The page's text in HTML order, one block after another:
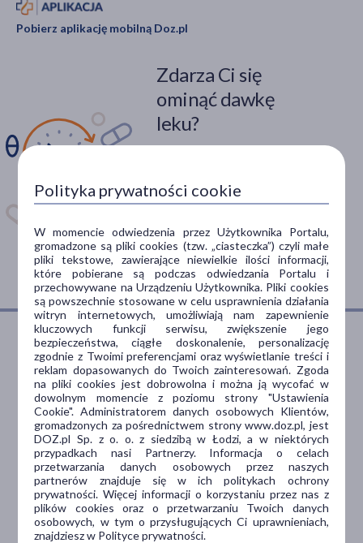
Pobierz aplikację mobilną Doz.pl
Zdarza Ci się
ominąć dawkę
leku?
kiedy wziąć lek.
Dlaczego DOZ.pl
Niższe koszta leczenia
Darmowa dostawa do Apteki
Bezpłatna Infolinia dla
Pacjentów.
Polityka prywatności cookie
W momencie odwiedzenia przez Użytkownika Portalu,
gromadzone są pliki cookies (tzw. „ciasteczka”) czyli małe
pliki tekstowe, zawierające niewielkie ilości informacji,
które pobierane są podczas odwiedzania Portalu i
przechowywane na Urządzeniu Użytkownika. Pliki cookies
są powszechnie stosowane w celu usprawnienia działania
witryn internetowych, umożliwiają nam zapewnienie
kluczowych funkcji serwisu, zwiększenie jego
bezpieczeństwa, ciągłe doskonalenie, personalizację
zgodnie z Twoimi preferencjami oraz wyświetlanie treści i
reklam dopasowanych do Twoich zainteresowań. Zgoda
na pliki cookies jest dobrowolna i można ją wycofać w
dowolnym momencie z poziomu strony "Ustawienia
Cookie". Administratorem danych osobowych Klientów,
gromadzonych za pośrednictwem strony www.doz.pl, jest
DOZ.pl Sp. z o. o. z siedzibą w Łodzi, a w niektórych
przypadkach nasi Partnerzy. Informacja o celach
przetwarzania danych osobowych przez naszych
partnerów znajduje się w ich politykach ochrony
prywatności. Więcej informacji o korzystaniu przez nas z
plików cookies oraz o przetwarzaniu Twoich danych
osobowych, w tym o przysługujących Ci uprawnieniach,
znajdziesz w Polityce prywatności.